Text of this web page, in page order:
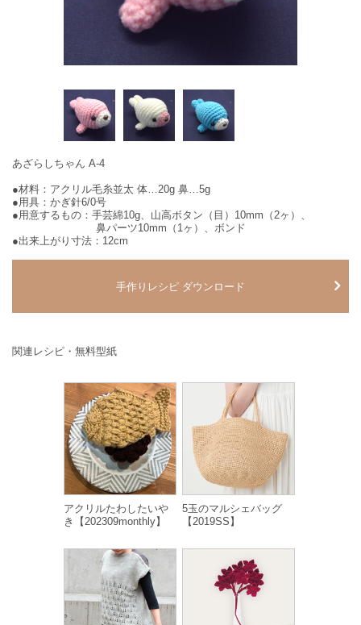
あざらしちゃん A-4
●材料：アクリル毛糸並太 体…20g 鼻…5g
●用具：かぎ針6/0号
●用意するもの：手芸綿10g、山高ボタン（目）10mm（2ヶ）、
鼻パーツ10mm（1ヶ）、ボンド
●出来上がり寸法：12cm
手作りレシピ ダウンロード
関連レシピ・無料型紙
アクリルたわしたいや
き【202309monthly】
5玉のマルシェバッグ
【2019SS】